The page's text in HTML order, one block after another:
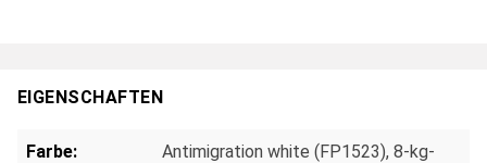
EIGENSCHAFTEN
Farbe:
Antimigration white (FP1523), 8-kg-